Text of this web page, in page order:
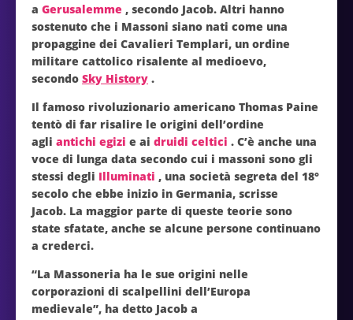
a Gerusalemme , secondo Jacob. Altri hanno
sostenuto che i Massoni siano nati come una
propaggine dei Cavalieri Templari, un ordine
militare cattolico risalente al medioevo,
secondo Sky History .
Il famoso rivoluzionario americano Thomas Paine
tentò di far risalire le origini dell’ordine
agli antichi egizi e ai druidi celtici . C’è anche una
voce di lunga data secondo cui i massoni sono gli
stessi degli Illuminati , una società segreta del 18°
secolo che ebbe inizio in Germania, scrisse
Jacob. La maggior parte di queste teorie sono
state sfatate, anche se alcune persone continuano
a crederci.
“La Massoneria ha le sue origini nelle
corporazioni di scalpellini dell’Europa
medievale”, ha detto Jacob a